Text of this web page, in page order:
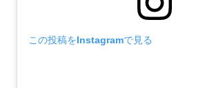
この投稿をInstagramで見る